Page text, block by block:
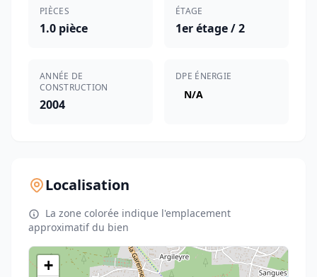
PIÈCES
1.0 pièce
ÉTAGE
1er étage / 2
ANNÉE DE
CONSTRUCTION
2004
DPE ÉNERGIE
N/A
Localisation
La zone colorée indique l'emplacement
approximatif du bien
+